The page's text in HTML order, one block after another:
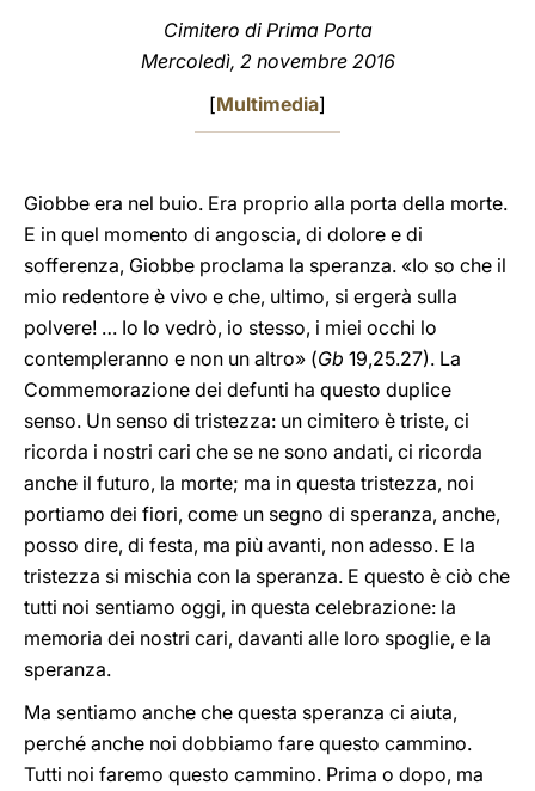
Cimitero di Prima Porta
Mercoledì, 2 novembre 2016
[Multimedia]
Giobbe era nel buio. Era proprio alla porta della morte.
E in quel momento di angoscia, di dolore e di
sofferenza, Giobbe proclama la speranza. «Io so che il
mio redentore è vivo e che, ultimo, si ergerà sulla
polvere! … Io lo vedrò, io stesso, i miei occhi lo
contempleranno e non un altro» (Gb 19,25.27). La
Commemorazione dei defunti ha questo duplice
senso. Un senso di tristezza: un cimitero è triste, ci
ricorda i nostri cari che se ne sono andati, ci ricorda
anche il futuro, la morte; ma in questa tristezza, noi
portiamo dei fiori, come un segno di speranza, anche,
posso dire, di festa, ma più avanti, non adesso. E la
tristezza si mischia con la speranza. E questo è ciò che
tutti noi sentiamo oggi, in questa celebrazione: la
memoria dei nostri cari, davanti alle loro spoglie, e la
speranza.
Ma sentiamo anche che questa speranza ci aiuta,
perché anche noi dobbiamo fare questo cammino.
Tutti noi faremo questo cammino. Prima o dopo, ma